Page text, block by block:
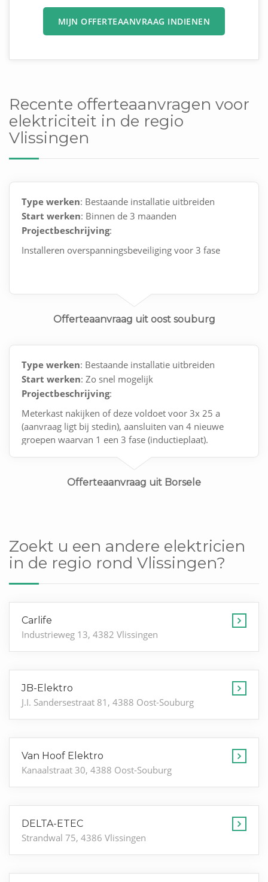
MIJN OFFERTEAANVRAAG INDIENEN
Recente offerteaanvragen voor
elektriciteit in de regio
Vlissingen
Type werken: Bestaande installatie uitbreiden
Start werken: Binnen de 3 maanden
Projectbeschrijving:
Installeren overspanningsbeveiliging voor 3 fase
Offerteaanvraag uit oost souburg
Type werken: Bestaande installatie uitbreiden
Start werken: Zo snel mogelijk
Projectbeschrijving:
Meterkast nakijken of deze voldoet voor 3x 25 a
(aanvraag ligt bij stedin), aansluiten van 4 nieuwe
groepen waarvan 1 een 3 fase (inductieplaat).
Offerteaanvraag uit Borsele
Zoekt u een andere elektricien
in de regio rond Vlissingen?
Carlife
Industrieweg 13, 4382 Vlissingen
JB-Elektro
J.I. Sandersestraat 81, 4388 Oost-Souburg
Van Hoof Elektro
Kanaalstraat 30, 4388 Oost-Souburg
DELTA-ETEC
Strandwal 75, 4386 Vlissingen